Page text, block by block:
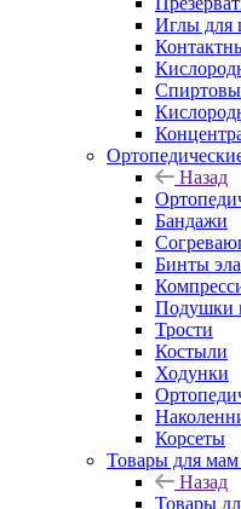
Иглы для
Назад
Бандажи
Бинты
Подушки
Трости
Костыли
Ходунки
Корсеты
Товары для мам
Назад
Товары